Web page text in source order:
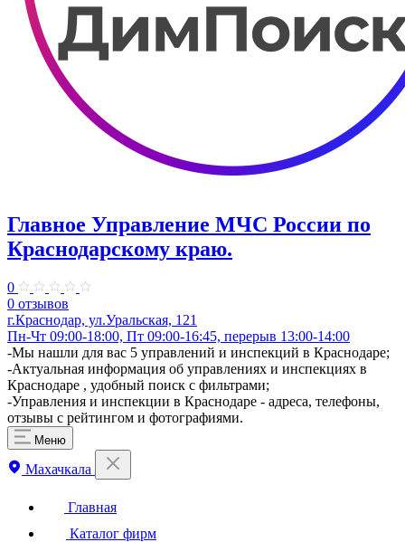
Главное Управление МЧС России по
Краснодарскому краю.
0
0 отзывов
г.Краснодар, ул.Уральская, 121
Пн-Чт 09:00-18:00, Пт 09:00-16:45, перерыв 13:00-14:00
​-Мы нашли для вас 5 управлений и инспекций в Краснодаре;
-Актуальная информация об управлениях и инспекциях в
Краснодаре , удобный поиск с фильтрами;
-Управления и инспекции в Краснодаре - адреса, телефоны,
отзывы с рейтингом и фотографиями.
Меню
Махачкала
Главная
Каталог фирм